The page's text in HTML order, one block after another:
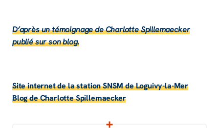
D’après un témoi­gnage de Char­lotte Spille­mae­cker
publié sur son blog.
Site inter­net de la station SNSM de Loguivy-la-Mer
Blog de Char­lotte Spille­mae­cker